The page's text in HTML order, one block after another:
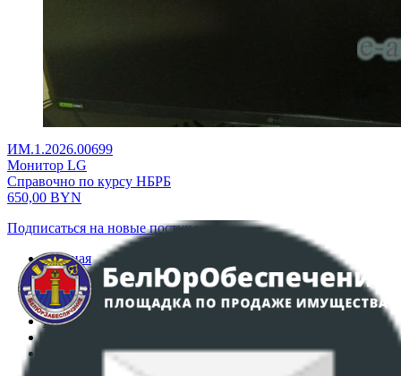
ИМ.1.2026.00699
Монитор LG
Справочно по курсу НБРБ
650,00 BYN
Подписаться на новые поступления
Главная
Аукционы
Интернет-магазин
Регламент организации и проведения торгов
Политика в отношении обработки персональных